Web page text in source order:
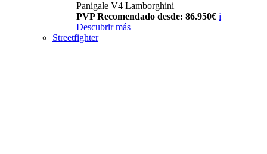
Panigale V4 Lamborghini
PVP Recomendado desde: 86.950€ i
Descubrir más
Streetfighter